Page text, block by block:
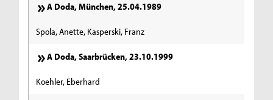
A Doda, München, 25.04.1989
Spola, Anette, Kasperski, Franz
A Doda, Saarbrücken, 23.10.1999
Koehler, Eberhard